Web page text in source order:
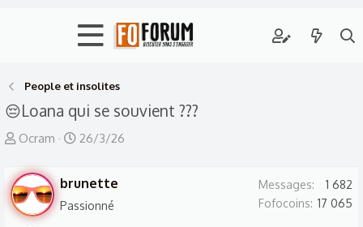
People et insolites
😔Loana qui se souvient ???
A
t
e
u
Ocram
D
t
e
26/3/26
brunette
Passionné
Messages
1 682
Fofocoins 17 065